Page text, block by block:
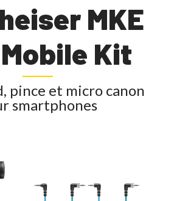
MKE
Kit
pince et micro canon
smartphones